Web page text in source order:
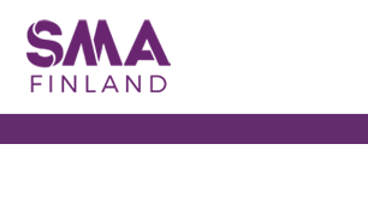
suoraan
sisältöön